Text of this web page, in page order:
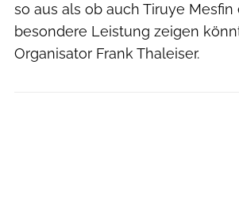
so aus als ob auch Tiruye Mesfin
besondere Leistung zeigen
Organisator Frank Thaleiser.